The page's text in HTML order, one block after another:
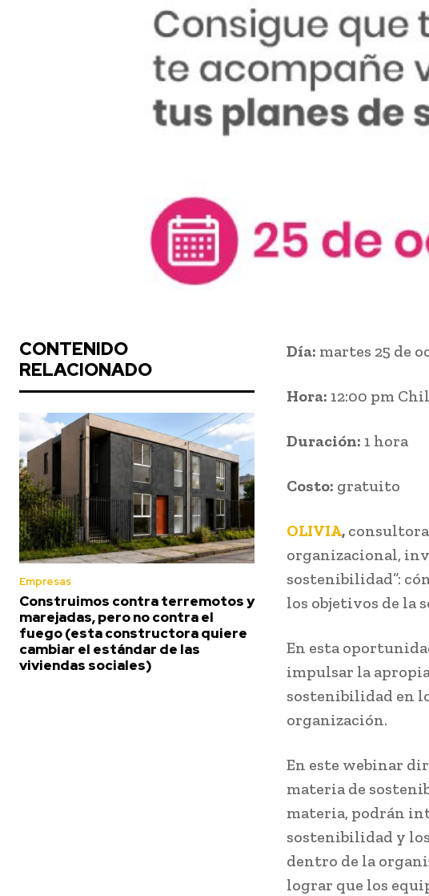
CONTENIDO
RELACIONADO
Empresas
Construimos contra terremotos y
marejadas, pero no contra el
fuego (esta constructora quiere
cambiar el estándar de las
viviendas sociales)
Día: martes 25 de
Hora: 12:00 pm
Duración: 1 hora
Costo: gratuito
OLIVIA,
organizacional,
sostenibilidad”:
los objetivos de la
En esta
impulsar la
sostenibilidad en
organización.
En este webinar
materia de
materia, podrán
sostenibilidad y
dentro de la
lograr que los